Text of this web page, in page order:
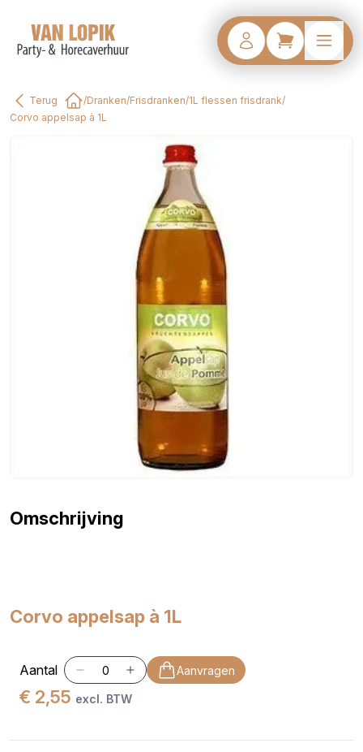
Terug
Home
/Dranken/Frisdranken/1L flessen frisdrank/
Corvo appelsap à 1L
Omschrijving
Corvo appelsap à 1L
Aantal Aanvragen
€ 2,55 excl. BTW